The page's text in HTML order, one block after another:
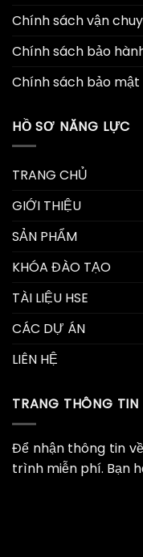
Chính sách vận
Chính sách bảo
Chính sách bảo
HỒ SƠ NĂNG LỰC
TRANG CHỦ
GIỚI THIỆU
SẢN PHẨM
KHÓA ĐÀO TẠO
TÀI LIỆU HSE
CÁC DỰ ÁN
LIÊN HỆ
TRANG THÔNG
Để nhận thông tin
trình miễn phí. Bạn